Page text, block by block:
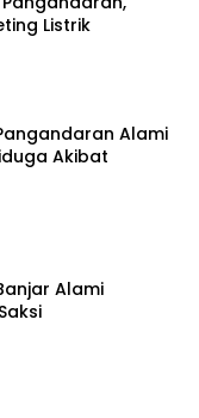
Listrik
Alami
Akibat
Alami